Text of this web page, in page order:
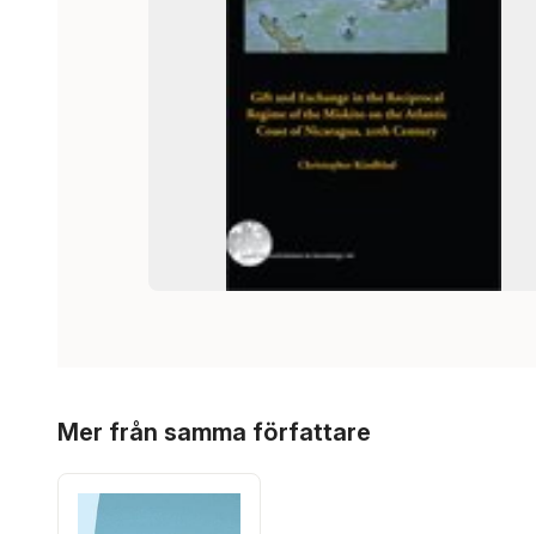
Mer från samma författare